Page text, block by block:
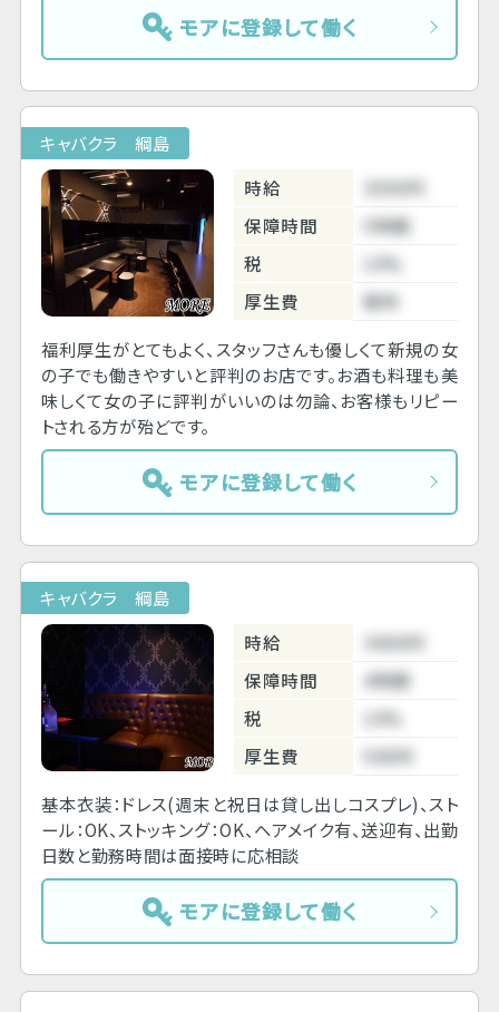
モアに登録して働く
キャバクラ 綱島
時給
3500円
保障時間
5時間
税
10%
厚生費
無料
福利厚生がとてもよく、スタッフさんも優しくて新規の女
の子でも働きやすいと評判のお店です。お酒も料理も美
味しくて女の子に評判がいいのは勿論、お客様もリピー
トされる方が殆どです。
モアに登録して働く
キャバクラ 綱島
時給
3000円
保障時間
4時間
税
10%
厚生費
500円
基本衣装：ドレス(週末と祝日は貸し出しコスプレ)、スト
ール：OK、ストッキング：OK、ヘアメイク有、送迎有、出勤
日数と勤務時間は面接時に応相談
モアに登録して働く